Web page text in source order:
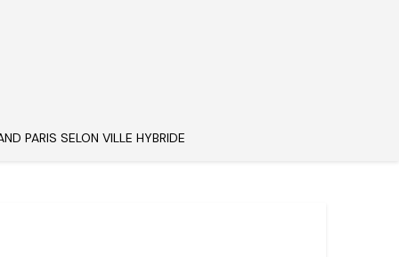
PARIS SELON VILLE HYBRIDE